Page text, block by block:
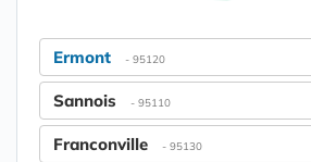
Ermont - 95120
Sannois - 95110
Franconville - 95130